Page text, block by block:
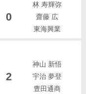
0
林 寿輝弥
齋藤 広
東海興業
2
神山 新悟
宇治 夢登
豊田通商